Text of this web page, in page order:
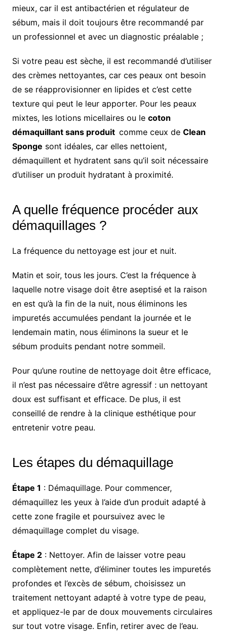
mieux, car il est antibactérien et régulateur de
sébum, mais il doit toujours être recommandé par
un professionnel et avec un diagnostic préalable ;
Si votre peau est sèche, il est recommandé d’utiliser
des crèmes nettoyantes, car ces peaux ont besoin
de se réapprovisionner en lipides et c’est cette
texture qui peut le leur apporter. Pour les peaux
mixtes, les lotions micellaires ou le coton
démaquillant sans produit comme ceux de Clean
Sponge sont idéales, car elles nettoient,
démaquillent et hydratent sans qu’il soit nécessaire
d’utiliser un produit hydratant à proximité.
A quelle fréquence procéder aux
démaquillages ?
La fréquence du nettoyage est jour et nuit.
Matin et soir, tous les jours. C’est la fréquence à
laquelle notre visage doit être aseptisé et la raison
en est qu’à la fin de la nuit, nous éliminons les
impuretés accumulées pendant la journée et le
lendemain matin, nous éliminons la sueur et le
sébum produits pendant notre sommeil.
Pour qu’une routine de nettoyage doit être efficace,
il n’est pas nécessaire d’être agressif : un nettoyant
doux est suffisant et efficace. De plus, il est
conseillé de rendre à la clinique esthétique pour
entretenir votre peau.
Les étapes du démaquillage
Étape 1 : Démaquillage. Pour commencer,
démaquillez les yeux à l’aide d’un produit adapté à
cette zone fragile et poursuivez avec le
démaquillage complet du visage.
Étape 2: Nettoyer. Afin de laisser votre peau
complètement nette, d’éliminer toutes les impuretés
profondes et l’excès de sébum, choisissez un
traitement nettoyant adapté à votre type de peau,
et appliquez-le par de doux mouvements circulaires
sur tout votre visage. Enfin, retirer avec de l’eau.